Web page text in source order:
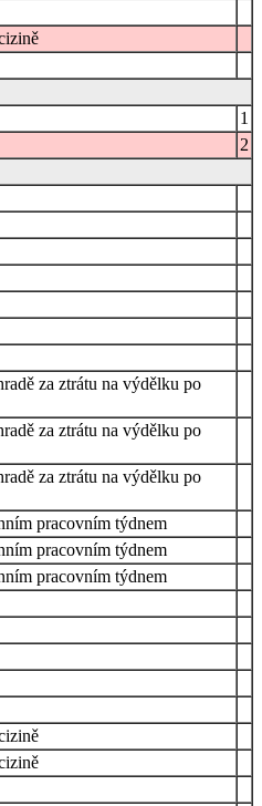
1
2
za ztrátu na výdělku po
za ztrátu na výdělku po
za ztrátu na výdělku po
pracovním týdnem
pracovním týdnem
pracovním týdnem